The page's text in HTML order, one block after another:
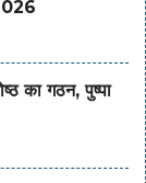
का गठन, पुष्पा